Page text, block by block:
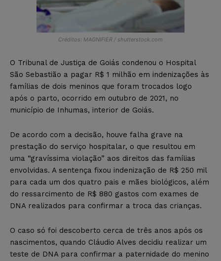
Créditos: MAGNIFIER / shutterstock.com
O Tribunal de Justiça de Goiás condenou o Hospital
São Sebastião a pagar R$ 1 milhão em indenizações às
famílias de dois meninos que foram trocados logo
após o parto, ocorrido em outubro de 2021, no
município de Inhumas, interior de Goiás.
De acordo com a decisão, houve falha grave na
prestação do serviço hospitalar, o que resultou em
uma “gravíssima violação” aos direitos das famílias
envolvidas. A sentença fixou indenização de R$ 250 mil
para cada um dos quatro pais e mães biológicos, além
do ressarcimento de R$ 880 gastos com exames de
DNA realizados para confirmar a troca das crianças.
O caso só foi descoberto cerca de três anos após os
nascimentos, quando Cláudio Alves decidiu realizar um
teste de DNA para confirmar a paternidade do menino